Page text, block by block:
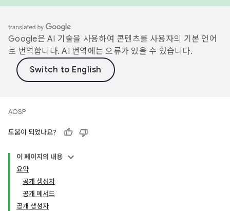
Google은 AI 기술을 사용하여 콘텐츠를 사용자의 기본 언어
로 번역합니다. AI 번역에는 오류가 있을 수 있습니다.
AOSP
도움이 되었나요?
이 페이지의 내용
요약
공개 생성자
공개 메서드
공개 생성자